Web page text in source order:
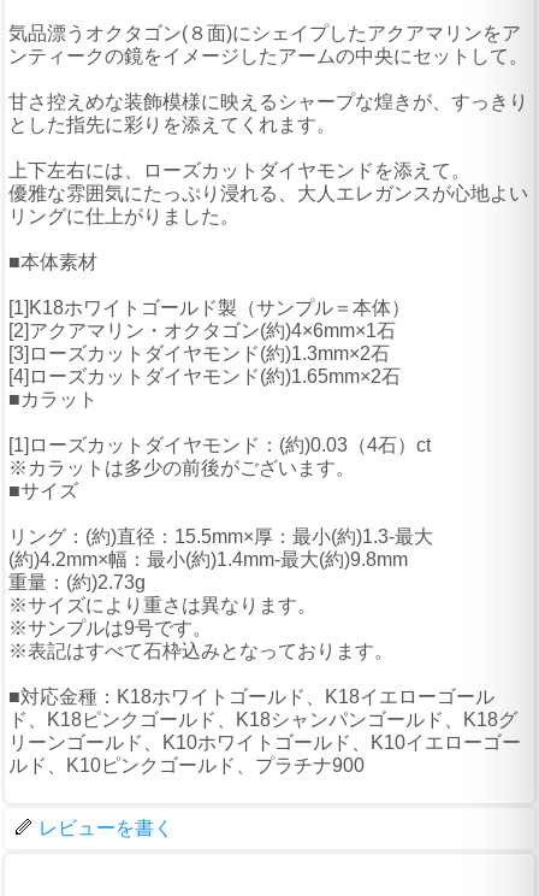
気品漂うオクタゴン(８面)にシェイプしたアクアマリンをア
ンティークの鏡をイメージしたアームの中央にセットして。
甘さ控えめな装飾模様に映えるシャープな煌きが、すっきり
とした指先に彩りを添えてくれます。
上下左右には、ローズカットダイヤモンドを添えて。
優雅な雰囲気にたっぷり浸れる、大人エレガンスが心地よい
リングに仕上がりました。
■本体素材
[1]K18ホワイトゴールド製（サンプル＝本体）
[2]アクアマリン・オクタゴン(約)4×6mm×1石
[3]ローズカットダイヤモンド(約)1.3mm×2石
[4]ローズカットダイヤモンド(約)1.65mm×2石
■カラット
[1]ローズカットダイヤモンド：(約)0.03（4石）ct
※カラットは多少の前後がございます。
■サイズ
リング：(約)直径：15.5mm×厚：最小(約)1.3-最大
(約)4.2mm×幅：最小(約)1.4mm-最大(約)9.8mm
重量：(約)2.73g
※サイズにより重さは異なります。
※サンプルは9号です。
※表記はすべて石枠込みとなっております。
■対応金種：K18ホワイトゴールド、K18イエローゴール
ド、K18ピンクゴールド、K18シャンパンゴールド、K18グ
リーンゴールド、K10ホワイトゴールド、K10イエローゴー
ルド、K10ピンクゴールド、プラチナ900
レビューを書く